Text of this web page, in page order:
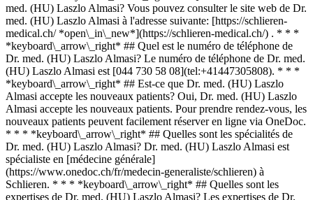
med. (HU) Laszlo Almasi? Vous pouvez consulter le site web de Dr.
med. (HU) Laszlo Almasi à l'adresse suivante: [https://schlieren-
medical.ch/ *open\_in\_new*](https://schlieren-medical.ch/) . * * *
*keyboard\_arrow\_right* ## Quel est le numéro de téléphone de
Dr. med. (HU) Laszlo Almasi? Le numéro de téléphone de Dr. med.
(HU) Laszlo Almasi est [044 730 58 08](tel:+41447305808). * * *
*keyboard\_arrow\_right* ## Est-ce que Dr. med. (HU) Laszlo
Almasi accepte les nouveaux patients? Oui, Dr. med. (HU) Laszlo
Almasi accepte les nouveaux patients. Pour prendre rendez-vous, les
nouveaux patients peuvent facilement réserver en ligne via OneDoc.
* * * *keyboard\_arrow\_right* ## Quelles sont les spécialités de
Dr. med. (HU) Laszlo Almasi? Dr. med. (HU) Laszlo Almasi est
spécialiste en [médecine générale]
(https://www.onedoc.ch/fr/medecin-generaliste/schlieren) à
Schlieren. * * * *keyboard\_arrow\_right* ## Quelles sont les
expertises de Dr. med. (HU) Laszlo Almasi? Les expertises de Dr.